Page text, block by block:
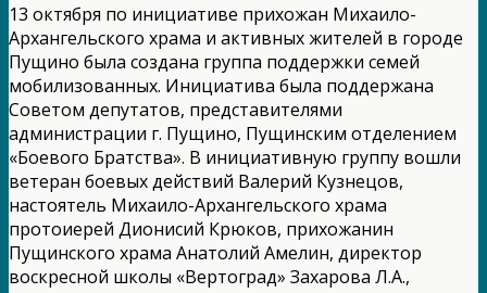
13 октября по инициативе прихожан Михаило-
Архангельского храма и активных жителей в городе
Пущино была создана группа поддержки семей
мобилизованных. Инициатива была поддержана
Советом депутатов, представителями
администрации г. Пущино, Пущинским отделением
«Боевого Братства». В инициативную группу вошли
ветеран боевых действий Валерий Кузнецов,
настоятель Михаило-Архангельского храма
протоиерей Дионисий Крюков, прихожанин
Пущинского храма Анатолий Амелин, директор
воскресной школы «Вертоград» Захарова Л.А.,